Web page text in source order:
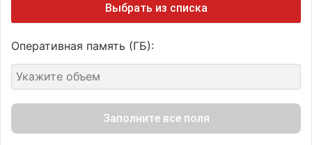
Выбрать из списка
Оперативная память (ГБ):
Заполните все поля